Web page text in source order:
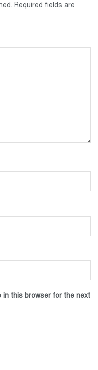
Required fields are
in this browser for the next